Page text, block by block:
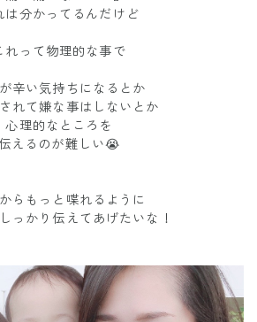
は分かってるんだけど
れって物理的な事で
辛い気持ちになるとか
れて嫌な事はしないとか
心理的なところを
えるのが難しい😭
らもっと喋れるように
っかり伝えてあげたいな！